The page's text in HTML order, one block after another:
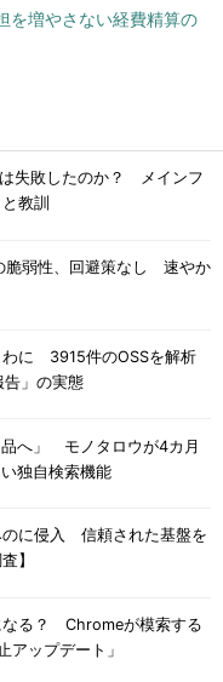
を増やさない経費精算の
失敗したのか？ メインフ
教訓
脆弱性、回避策なし 速やか
わに 3915件のOSSを解析
告」の実態
品へ」 モノタロウが4カ月
独自検索機能
のに侵入 信頼された基盤を
】
なる？ Chromeが模索する
アップデート」